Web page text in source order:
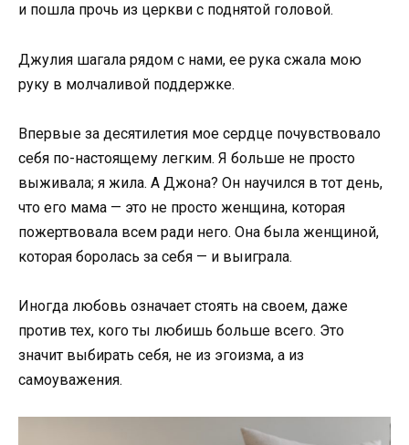
и пошла прочь из церкви с поднятой головой.
Джулия шагала рядом с нами, ее рука сжала мою
руку в молчаливой поддержке.
Впервые за десятилетия мое сердце почувствовало
себя по-настоящему легким. Я больше не просто
выживала; я жила. А Джона? Он научился в тот день,
что его мама — это не просто женщина, которая
пожертвовала всем ради него. Она была женщиной,
которая боролась за себя — и выиграла.
Иногда любовь означает стоять на своем, даже
против тех, кого ты любишь больше всего. Это
значит выбирать себя, не из эгоизма, а из
самоуважения.